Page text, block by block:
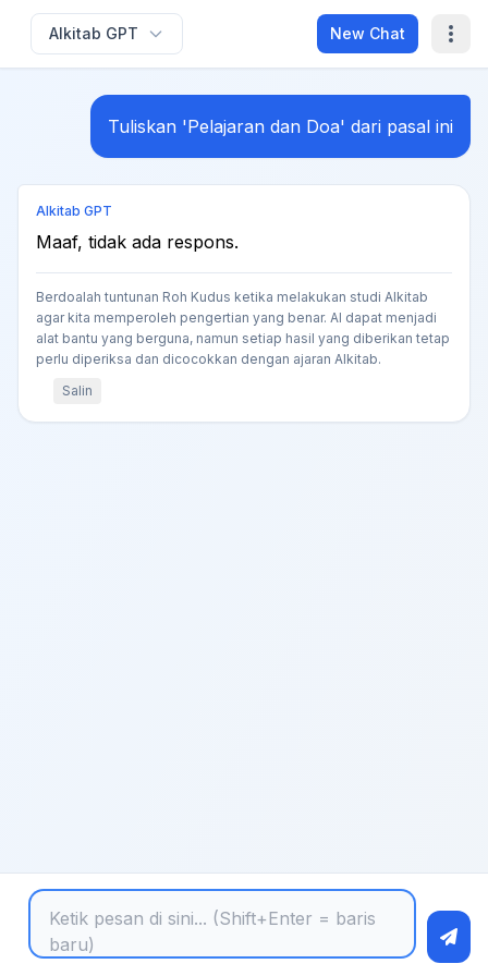
Alkitab GPT New Chat
Tuliskan 'Pelajaran dan Doa' dari pasal ini
Alkitab GPT
Maaf, tidak ada respons.
Berdoalah tuntunan Roh Kudus ketika melakukan studi Alkitab
agar kita memperoleh pengertian yang benar. AI dapat menjadi
alat bantu yang berguna, namun setiap hasil yang diberikan tetap
perlu diperiksa dan dicocokkan dengan ajaran Alkitab.
Salin